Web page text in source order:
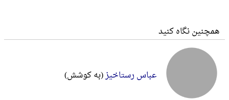
همچنین نگاه کنید
عباس رستاخیز(به کوشش)